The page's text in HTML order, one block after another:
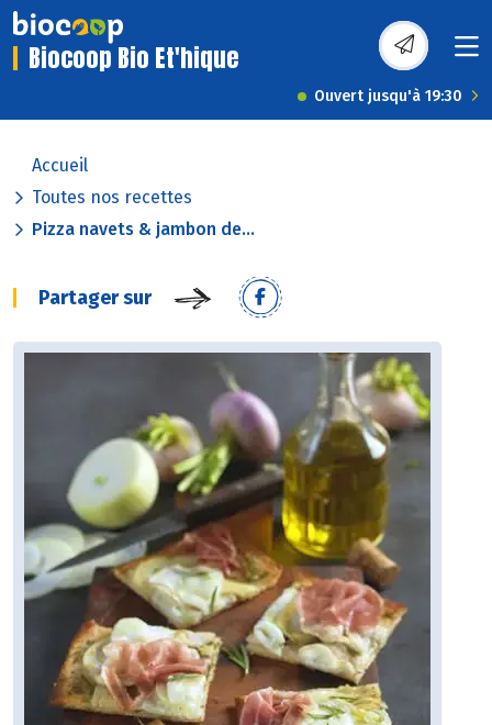
Biocoop Bio Et'hique
Ouvert jusqu'à 19:30
Accueil
Toutes nos recettes
Pizza navets & jambon de...
Partager sur